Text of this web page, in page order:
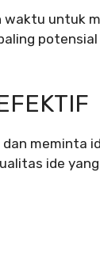
waktu untuk
meminta
ide